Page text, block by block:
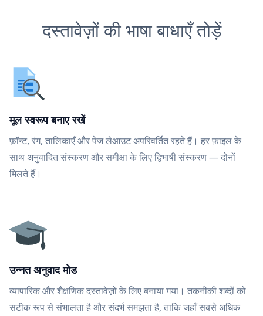
दस्तावेज़ों की भाषा बाधाएँ तोड़ें
मूल स्वरूप बनाए रखें
फ़ॉन्ट, रंग, तालिकाएँ और पेज लेआउट अपरिवर्तित रहते हैं। हर फ़ाइल के
साथ अनुवादित संस्करण और समीक्षा के लिए द्विभाषी संस्करण — दोनों
मिलते हैं।
उन्नत अनुवाद मोड
व्यापारिक और शैक्षणिक दस्तावेज़ों के लिए बनाया गया। तकनीकी शब्दों को
सटीक रूप से संभालता है और संदर्भ समझता है, ताकि जहाँ सबसे अधिक